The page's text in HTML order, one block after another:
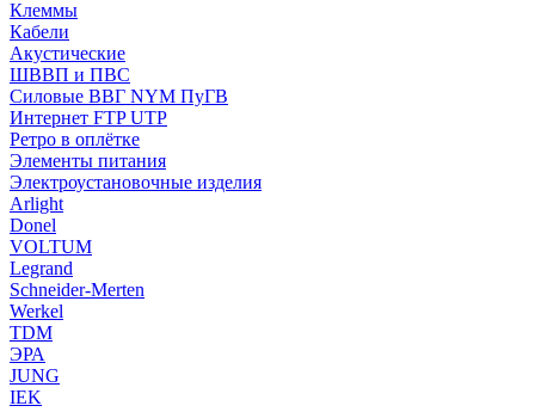
Клеммы
Кабели
Акустические
ШВВП и ПВС
Силовые ВВГ NYM ПуГВ
Интернет FTP UTP
Ретро в оплётке
Элементы питания
Электроустановочные изделия
Arlight
Donel
VOLTUM
Legrand
Schneider-Merten
Werkel
TDM
ЭРА
JUNG
IEK